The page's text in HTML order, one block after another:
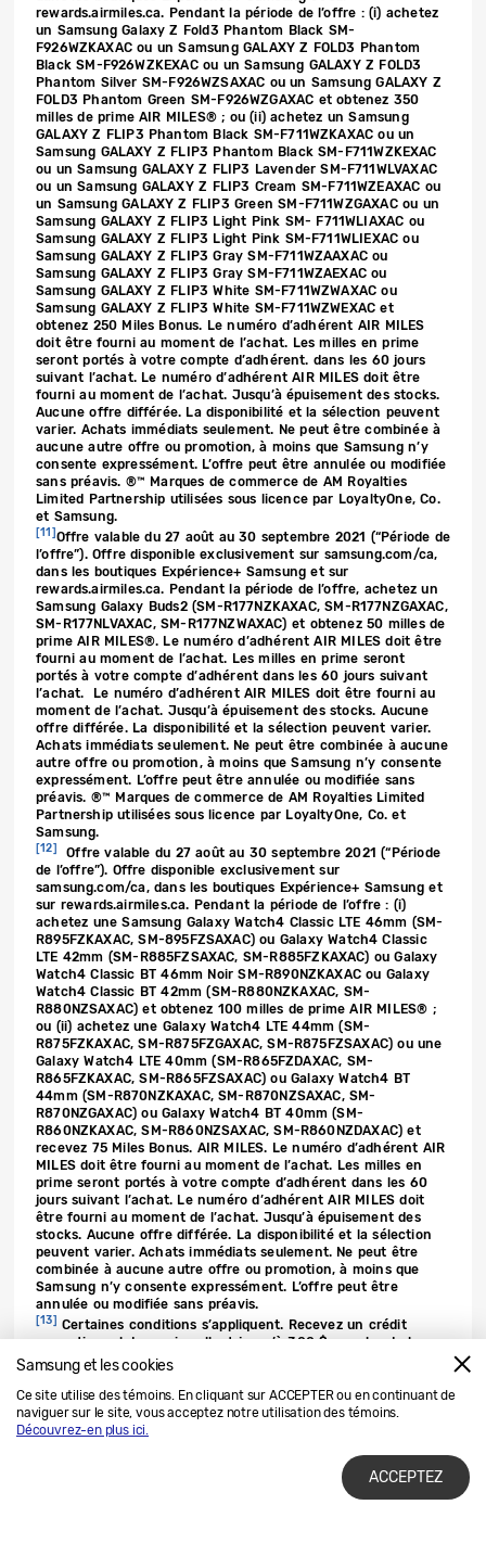
Samsung et les cookies
Ce site utilise des témoins. En cliquant sur ACCEPTER ou en continuant de
naviguer sur le site, vous acceptez notre utilisation des témoins.
Découvrez-en plus ici.
ACCEPTEZ
rewards.airmiles.ca. Pendant la période de l’offre : (i) achetez
un Samsung Galaxy Z Fold3 Phantom Black SM-
F926WZKAXAC ou un Samsung GALAXY Z FOLD3 Phantom
Black SM-F926WZKEXAC ou un Samsung GALAXY Z FOLD3
Phantom Silver SM-F926WZSAXAC ou un Samsung GALAXY Z
FOLD3 Phantom Green SM-F926WZGAXAC et obtenez 350
milles de prime AIR MILES® ; ou (ii) achetez un Samsung
GALAXY Z FLIP3 Phantom Black SM-F711WZKAXAC ou un
Samsung GALAXY Z FLIP3 Phantom Black SM-F711WZKEXAC
ou un Samsung GALAXY Z FLIP3 Lavender SM-F711WLVAXAC
ou un Samsung GALAXY Z FLIP3 Cream SM-F711WZEAXAC ou
un Samsung GALAXY Z FLIP3 Green SM-F711WZGAXAC ou un
Samsung GALAXY Z FLIP3 Light Pink SM- F711WLIAXAC ou
Samsung GALAXY Z FLIP3 Light Pink SM-F711WLIEXAC ou
Samsung GALAXY Z FLIP3 Gray SM-F711WZAAXAC ou
Samsung GALAXY Z FLIP3 Gray SM-F711WZAEXAC ou
Samsung GALAXY Z FLIP3 White SM-F711WZWAXAC ou
Samsung GALAXY Z FLIP3 White SM-F711WZWEXAC et
obtenez 250 Miles Bonus. Le numéro d’adhérent AIR MILES
doit être fourni au moment de l’achat. Les milles en prime
seront portés à votre compte d’adhérent. dans les 60 jours
suivant l’achat. Le numéro d’adhérent AIR MILES doit être
fourni au moment de l’achat. Jusqu’à épuisement des stocks.
Aucune offre différée. La disponibilité et la sélection peuvent
varier. Achats immédiats seulement. Ne peut être combinée à
aucune autre offre ou promotion, à moins que Samsung n’y
consente expressément. L’offre peut être annulée ou modifiée
sans préavis. ®™ Marques de commerce de AM Royalties
Limited Partnership utilisées sous licence par LoyaltyOne, Co.
et Samsung.
[11]Offre valable du 27 août au 30 septembre 2021 (“Période de
l’offre”). Offre disponible exclusivement sur samsung.com/ca,
dans les boutiques Expérience+ Samsung et sur
rewards.airmiles.ca. Pendant la période de l’offre, achetez un
Samsung Galaxy Buds2 (SM-R177NZKAXAC, SM-R177NZGAXAC,
SM-R177NLVAXAC, SM-R177NZWAXAC) et obtenez 50 milles de
prime AIR MILES®. Le numéro d’adhérent AIR MILES doit être
fourni au moment de l’achat. Les milles en prime seront
portés à votre compte d’adhérent dans les 60 jours suivant
l’achat. Le numéro d’adhérent AIR MILES doit être fourni au
moment de l’achat. Jusqu’à épuisement des stocks. Aucune
offre différée. La disponibilité et la sélection peuvent varier.
Achats immédiats seulement. Ne peut être combinée à aucune
autre offre ou promotion, à moins que Samsung n’y consente
expressément. L’offre peut être annulée ou modifiée sans
préavis. ®™ Marques de commerce de AM Royalties Limited
Partnership utilisées sous licence par LoyaltyOne, Co. et
Samsung.
[12]
Offre valable du 27 août au 30 septembre 2021 (“Période
de l’offre”). Offre disponible exclusivement sur
samsung.com/ca, dans les boutiques Expérience+ Samsung et
sur rewards.airmiles.ca. Pendant la période de l’offre : (i)
achetez une Samsung Galaxy Watch4 Classic LTE 46mm (SM-
R895FZKAXAC, SM-895FZSAXAC) ou Galaxy Watch4 Classic
LTE 42mm (SM-R885FZSAXAC, SM-R885FZKAXAC) ou Galaxy
Watch4 Classic BT 46mm Noir SM-R890NZKAXAC ou Galaxy
Watch4 Classic BT 42mm (SM-R880NZKAXAC, SM-
R880NZSAXAC) et obtenez 100 milles de prime AIR MILES® ;
ou (ii) achetez une Galaxy Watch4 LTE 44mm (SM-
R875FZKAXAC, SM-R875FZGAXAC, SM-R875FZSAXAC) ou une
Galaxy Watch4 LTE 40mm (SM-R865FZDAXAC, SM-
R865FZKAXAC, SM-R865FZSAXAC) ou Galaxy Watch4 BT
44mm (SM-R870NZKAXAC, SM-R870NZSAXAC, SM-
R870NZGAXAC) ou Galaxy Watch4 BT 40mm (SM-
R860NZKAXAC, SM-R860NZSAXAC, SM-R860NZDAXAC) et
recevez 75 Miles Bonus. AIR MILES. Le numéro d’adhérent AIR
MILES doit être fourni au moment de l’achat. Les milles en
prime seront portés à votre compte d’adhérent dans les 60
jours suivant l’achat. Le numéro d’adhérent AIR MILES doit
être fourni au moment de l’achat. Jusqu’à épuisement des
stocks. Aucune offre différée. La disponibilité et la sélection
peuvent varier. Achats immédiats seulement. Ne peut être
combinée à aucune autre offre ou promotion, à moins que
Samsung n’y consente expressément. L’offre peut être
annulée ou modifiée sans préavis.
[13] Certaines conditions s’appliquent. Recevez un crédit
promotionnel de reprise allant jusqu’à 300 $, en plus de la
valeur de reprise du produit de reprise admissible, lorsque vous
: (i) soit (A) vous précommandez un appareil Samsung Galaxy Z
Fold3 5G / Galaxy Z Flip3 5G admissible entre le 11 août 2021
et le 26 août 2021 (la “période de précommande”) et effectuez
l’achat avant le 4 octobre 2021, soit (B) vous achetez un
entre le 27 août 2021 et le 4 octobre 2021 (la “période
d’achat” et, avec l’aide de l’acheteur, le 4 octobre 2021), 2021
et le 4 octobre 2021 (la “période d’achat” et, avec la période